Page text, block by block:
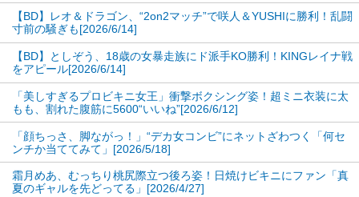
すね」「素晴らしい！」と称賛の声が多く並んだ。
ローレンはこのメソッドの利用は競技者である必要
はなく、トレーニングをやり始めた人、行き詰まり
を感じている人、ビキニ姿に自信を持ちたい全ての
女性に当てはまるものだと綴っていた。
彼女のようなボディとまではいかなくとも、身体の
変化を感じたい方はトレーニングを始めるきっかけ
【BD】レオ＆ドラゴン、“2on2マッチ”で咲人＆YUSHIに勝利！乱闘
寸前の騒ぎも[2026/6/14]
【BD】としぞう、18歳の女暴走族にド派手KO勝利！KINGレイナ戦
をアピール[2026/6/14]
「美しすぎるプロビキニ女王」衝撃ボクシング姿！超ミニ衣装に太
もも、割れた腹筋に5600“いいね”[2026/6/12]
「顔ちっさ、脚ながっ！」“デカ女コンビ”にネットざわつく「何セ
ンチか当ててみて」[2026/5/18]
霜月めあ、むっちり桃尻際立つ後ろ姿！日焼けビキニにファン「真
夏のギャルを先どってる」[2026/4/27]